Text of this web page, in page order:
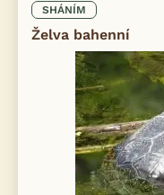
SHÁNÍM
Želva bahenní